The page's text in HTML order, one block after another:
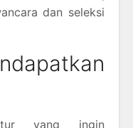
dan seleksi
yang ingin